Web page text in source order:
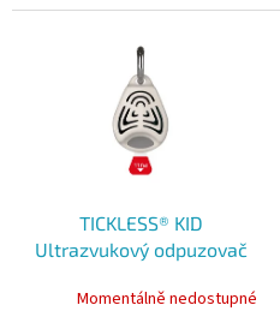
TICKLESS® KID
Ultrazvukový odpuzovač
Momentálně nedostupné